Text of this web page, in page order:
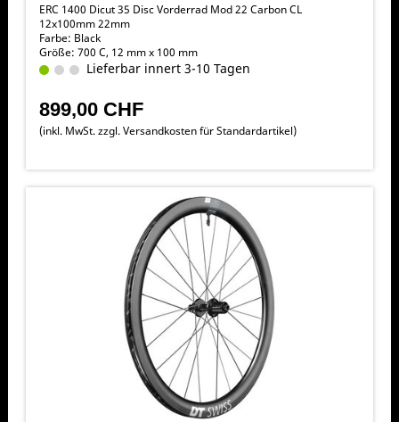
ERC 1400 Dicut 35 Disc Vorderrad Mod 22 Carbon CL
12x100mm 22mm
Farbe: Black
Größe: 700 C, 12 mm x 100 mm
Lieferbar innert 3-10 Tagen
899,00 CHF
(inkl. MwSt. zzgl.Versandkosten für Standardartikel)